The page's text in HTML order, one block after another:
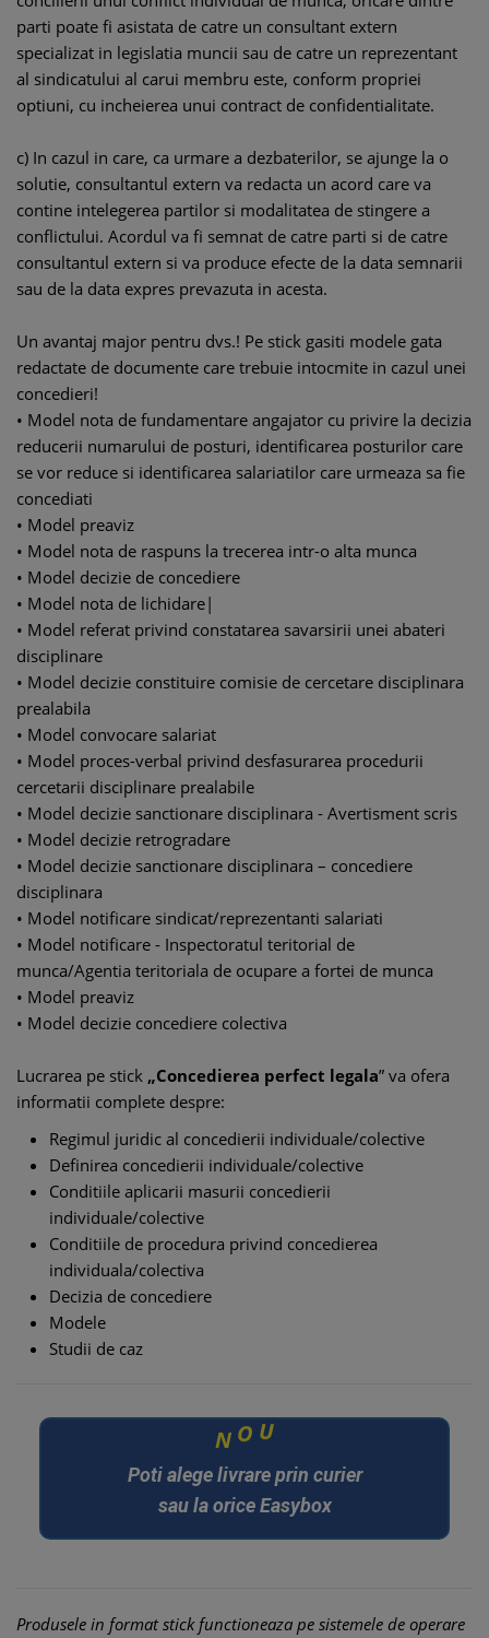
parti poate fi asistata de catre un consultant extern
specializat in legislatia muncii sau de catre un reprezentant
al sindicatului al carui membru este, conform propriei
optiuni, cu incheierea unui contract de confidentialitate.
c) In cazul in care, ca urmare a dezbaterilor, se ajunge la o
solutie, consultantul extern va redacta un acord care va
contine intelegerea partilor si modalitatea de stingere a
conflictului. Acordul va fi semnat de catre parti si de catre
consultantul extern si va produce efecte de la data semnarii
sau de la data expres prevazuta in acesta.
Un avantaj major pentru dvs.! Pe stick gasiti modele gata
redactate de documente care trebuie intocmite in cazul unei
concedieri!
• Model nota de fundamentare angajator cu privire la decizia
reducerii numarului de posturi, identificarea posturilor care
se vor reduce si identificarea salariatilor care urmeaza sa fie
concediati
• Model preaviz
• Model nota de raspuns la trecerea intr-o alta munca
• Model decizie de concediere
• Model nota de lichidare|
• Model referat privind constatarea savarsirii unei abateri
disciplinare
• Model decizie constituire comisie de cercetare disciplinara
prealabila
• Model convocare salariat
• Model proces-verbal privind desfasurarea procedurii
cercetarii disciplinare prealabile
• Model decizie sanctionare disciplinara - Avertisment scris
• Model decizie retrogradare
• Model decizie sanctionare disciplinara – concediere
disciplinara
• Model notificare sindicat/reprezentanti salariati
• Model notificare - Inspectoratul teritorial de
munca/Agentia teritoriala de ocupare a fortei de munca
• Model preaviz
• Model decizie concediere colectiva
Lucrarea pe stick „Concedierea perfect legala” va ofera
informatii complete despre:
Regimul juridic al concedierii individuale/colective
Definirea concedierii individuale/colective
Conditiile aplicarii masurii concedierii
individuale/colective
Conditiile de procedura privind concedierea
individuala/colectiva
Decizia de concediere
Modele
Studii de caz
N O U
Poti alege livrare prin curier
sau la orice Easybox
Produsele in format stick functioneaza pe sistemele de operare